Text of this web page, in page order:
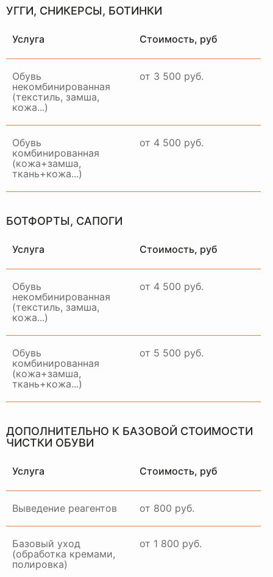
УГГИ, СНИКЕРСЫ, БОТИНКИ
Услуга Стоимость, руб
Обувь
некомбинированная
(текстиль, замша,
кожа...)
от 3 500 руб.
Обувь
комбинированная
(кожа+замша,
ткань+кожа...)
от 4 500 руб.
БОТФОРТЫ, САПОГИ
Услуга Стоимость, руб
Обувь
некомбинированная
(текстиль, замша,
кожа...)
от 4 500 руб.
Обувь
комбинированная
(кожа+замша,
ткань+кожа...)
от 5 500 руб.
ДОПОЛНИТЕЛЬНО К БАЗОВОЙ СТОИМОСТИ
ЧИСТКИ ОБУВИ
Услуга Стоимость, руб
Выведение реагентов от 800 руб.
Базовый уход
(обработка кремами,
полировка)
от 1 800 руб.